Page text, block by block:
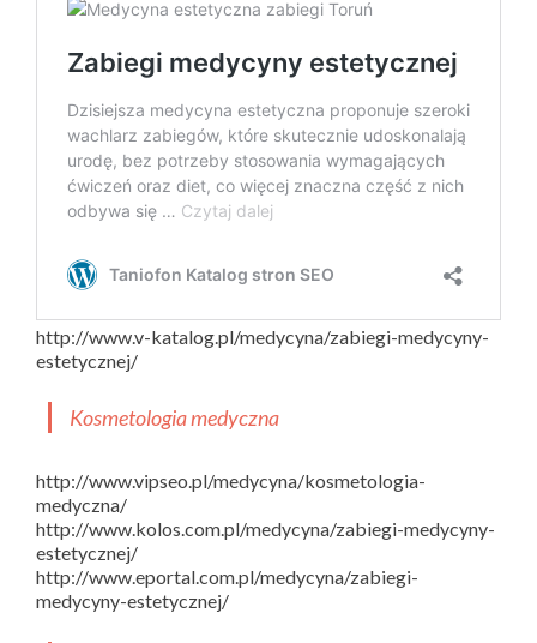
http://www.v-katalog.pl/medycyna/zabiegi-medycyny-
estetycznej/
Kosmetologia medyczna
http://www.vipseo.pl/medycyna/kosmetologia-
medyczna/
http://www.kolos.com.pl/medycyna/zabiegi-medycyny-
estetycznej/
http://www.eportal.com.pl/medycyna/zabiegi-
medycyny-estetycznej/